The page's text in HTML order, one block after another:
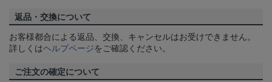
返品・交換について
お客様都合による返品、交換、キャンセルはお受けできません。
詳しくはヘルプページをご確認ください。
ご注文の確定について